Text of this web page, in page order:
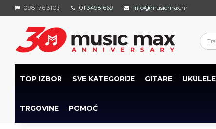
098 176 3103 01 3498 669 info@musicmax.hr
TOP IZBOR SVE KATEGORIJE GITARE UKULELE
TRGOVINE POMOĆ